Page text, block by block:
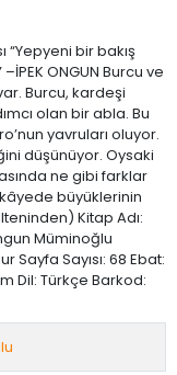
“Yepyeni bir bakış
ONGUN Burcu ve
Burcu, kardeşi
olan bir abla. Bu
yavruları oluyor.
düşünüyor. Oysaki
ne gibi farklar
büyüklerinin
Kitap Adı:
Müminoğlu
Sayfa Sayısı: 68 Ebat:
Dil: Türkçe Barkod: